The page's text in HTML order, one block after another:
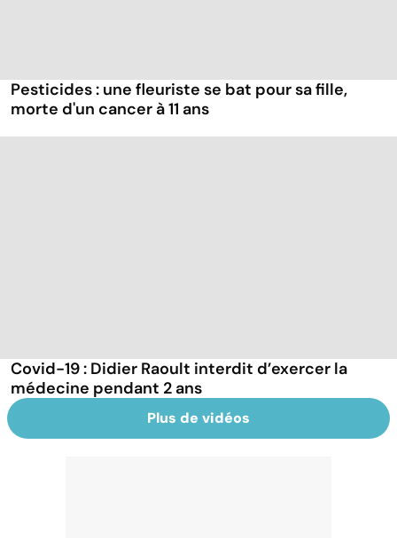
Pesticides : une fleuriste se bat pour sa fille,
morte d'un cancer à 11 ans
Covid-19 : Didier Raoult interdit d’exercer la
médecine pendant 2 ans
Plus de vidéos